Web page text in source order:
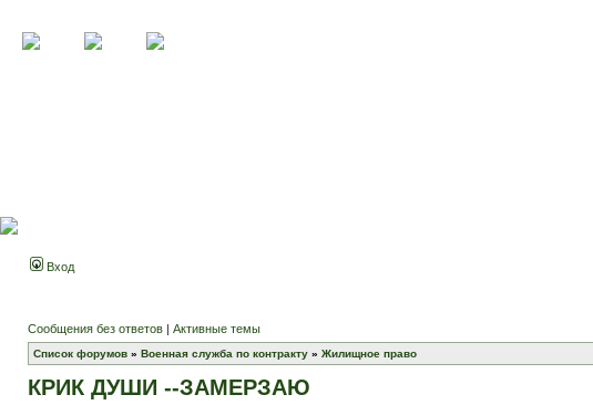
Вход
Сообщения без ответов | Активные темы
Список форумов » Военная служба по контракту » Жилищное право
КРИК ДУШИ --ЗАМЕРЗАЮ